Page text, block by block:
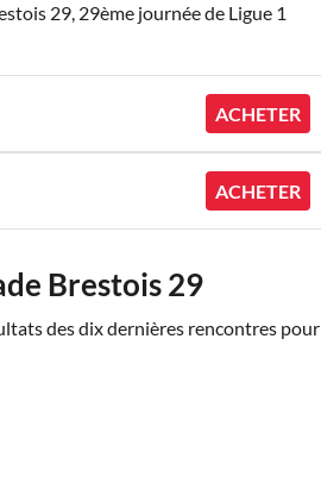
29, 29ème journée de Ligue 1
ACHETER
ACHETER
Brestois 29
des dix dernières rencontres pour